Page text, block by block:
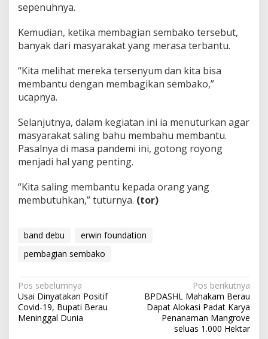
sepenuhnya.
Kemudian, ketika membagian sembako tersebut,
banyak dari masyarakat yang merasa terbantu.
“Kita melihat mereka tersenyum dan kita bisa
membantu dengan membagikan sembako,”
ucapnya.
Selanjutnya, dalam kegiatan ini ia menuturkan agar
masyarakat saling bahu membahu membantu.
Pasalnya di masa pandemi ini, gotong royong
menjadi hal yang penting.
“Kita saling membantu kepada orang yang
membutuhkan,” tuturnya. (tor)
band debu
erwin foundation
pembagian sembako
Navigasi
pos
Pos sebelumnya
Usai Dinyatakan Positif
Covid-19, Bupati Berau
Meninggal Dunia
Pos berikutnya
BPDASHL Mahakam Berau
Dapat Alokasi Padat Karya
Penanaman Mangrove
seluas 1.000 Hektar